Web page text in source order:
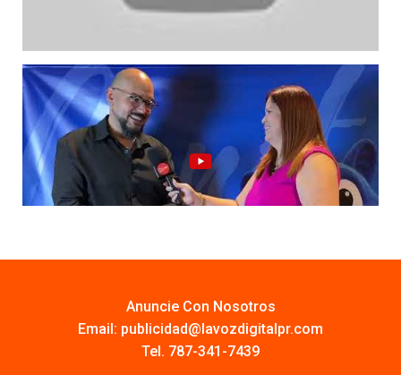
Anuncie Con Nosotros
Email: publicidad@lavozdigitalpr.com
Tel. 787-341-7439